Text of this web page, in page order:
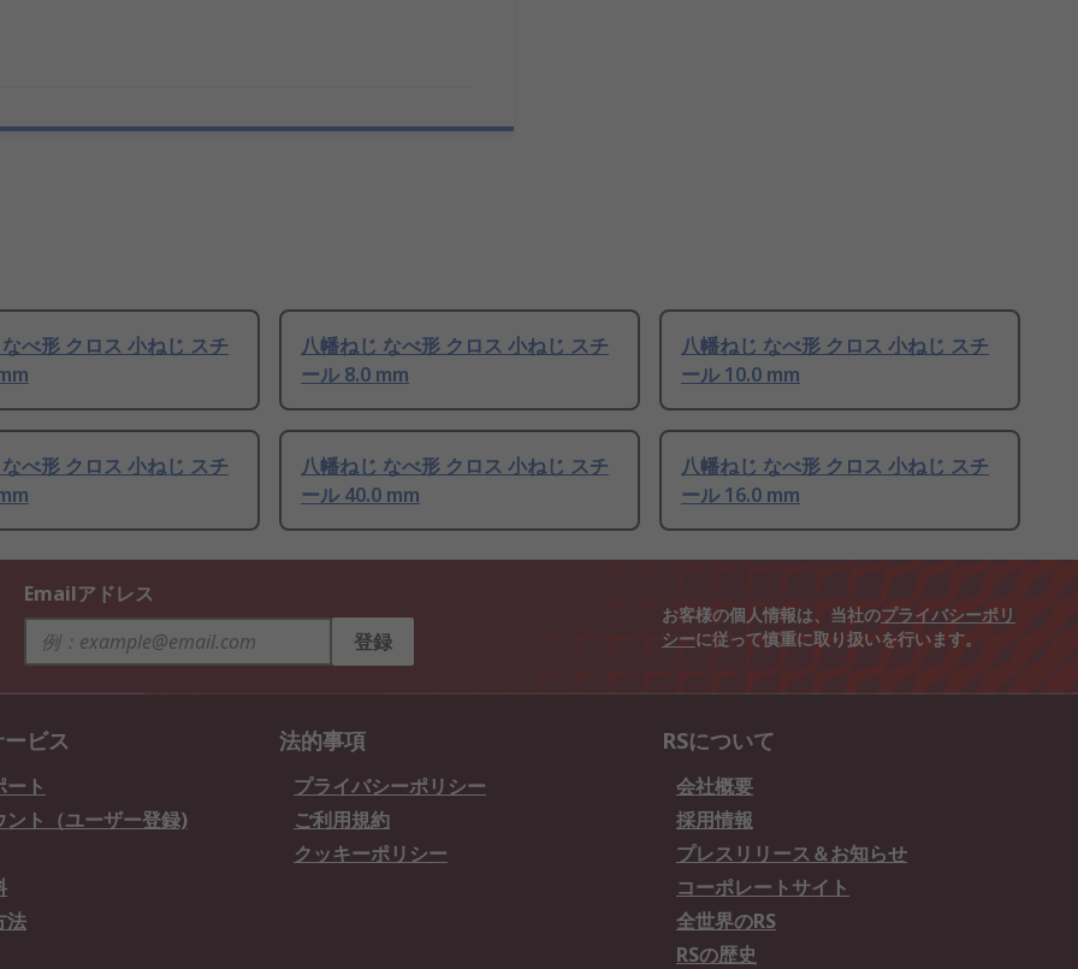
べ形 クロス 小ねじ スチ
八幡ねじ なべ形 クロス 小ねじ スチ
ール 8.0 mm
八幡ねじ なべ形 クロス 小ねじ スチ
ール 10.0 mm
べ形 クロス 小ねじ スチ
八幡ねじ なべ形 クロス 小ねじ スチ
ール 40.0 mm
八幡ねじ なべ形 クロス 小ねじ スチ
ール 16.0 mm
Emailアドレス
登録
お客様の個人情報は、当社のプライバシーポリ
シーに従って慎重に取り扱いを行います。
ビス
ト
ント（ユーザー登録)
法
法的事項
プライバシーポリシー
ご利用規約
クッキーポリシー
RSについて
会社概要
採用情報
プレスリリース＆お知らせ
コーポレートサイト
全世界のRS
RSの歴史